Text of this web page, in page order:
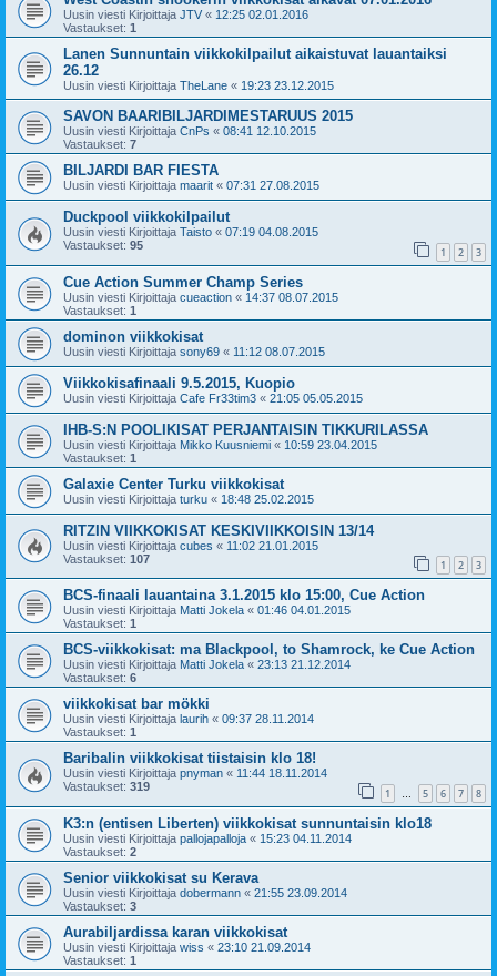
Uusin viesti Kirjoittaja JTV « 12:25 02.01.2016
Vastaukset: 1
Lanen Sunnuntain viikkokilpailut aikaistuvat lauantaiksi
26.12
Uusin viesti Kirjoittaja TheLane « 19:23 23.12.2015
SAVON BAARIBILJARDIMESTARUUS 2015
Uusin viesti Kirjoittaja CnPs « 08:41 12.10.2015
Vastaukset: 7
BILJARDI BAR FIESTA
Uusin viesti Kirjoittaja maarit « 07:31 27.08.2015
Duckpool viikkokilpailut
Uusin viesti Kirjoittaja Taisto « 07:19 04.08.2015
Vastaukset: 95 1 2 3
Cue Action Summer Champ Series
Uusin viesti Kirjoittaja cueaction « 14:37 08.07.2015
Vastaukset: 1
dominon viikkokisat
Uusin viesti Kirjoittaja sony69 « 11:12 08.07.2015
Viikkokisafinaali 9.5.2015, Kuopio
Uusin viesti Kirjoittaja Cafe Fr33tim3 « 21:05 05.05.2015
IHB-S:N POOLIKISAT PERJANTAISIN TIKKURILASSA
Uusin viesti Kirjoittaja Mikko Kuusniemi « 10:59 23.04.2015
Vastaukset: 1
Galaxie Center Turku viikkokisat
Uusin viesti Kirjoittaja turku « 18:48 25.02.2015
RITZIN VIIKKOKISAT KESKIVIIKKOISIN 13/14
Uusin viesti Kirjoittaja cubes « 11:02 21.01.2015
Vastaukset: 107 1 2 3
BCS-finaali lauantaina 3.1.2015 klo 15:00, Cue Action
Uusin viesti Kirjoittaja Matti Jokela « 01:46 04.01.2015
Vastaukset: 1
BCS-viikkokisat: ma Blackpool, to Shamrock, ke Cue Action
Uusin viesti Kirjoittaja Matti Jokela « 23:13 21.12.2014
Vastaukset: 6
viikkokisat bar mökki
Uusin viesti Kirjoittaja laurih « 09:37 28.11.2014
Vastaukset: 1
Baribalin viikkokisat tiistaisin klo 18!
Uusin viesti Kirjoittaja pnyman « 11:44 18.11.2014
Vastaukset: 319 1 … 5 6 7 8
K3:n (entisen Liberten) viikkokisat sunnuntaisin klo18
Uusin viesti Kirjoittaja pallojapalloja « 15:23 04.11.2014
Vastaukset: 2
Senior viikkokisat su Kerava
Uusin viesti Kirjoittaja dobermann « 21:55 23.09.2014
Vastaukset: 3
Aurabiljardissa karan viikkokisat
Uusin viesti Kirjoittaja wiss « 23:10 21.09.2014
Vastaukset: 1